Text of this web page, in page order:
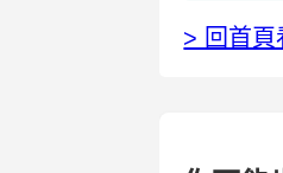
> 回首頁